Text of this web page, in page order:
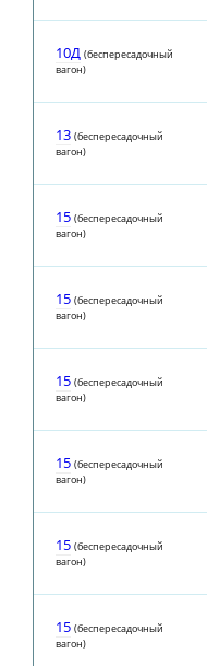
10Д (беспересадочный
вагон)
13 (беспересадочный
вагон)
15 (беспересадочный
вагон)
15 (беспересадочный
вагон)
15 (беспересадочный
вагон)
15 (беспересадочный
вагон)
15 (беспересадочный
вагон)
15 (беспересадочный
вагон)